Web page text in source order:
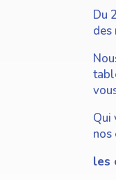
Du
des
Qui
nos
les